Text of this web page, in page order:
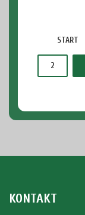
START
2
KONTAKT